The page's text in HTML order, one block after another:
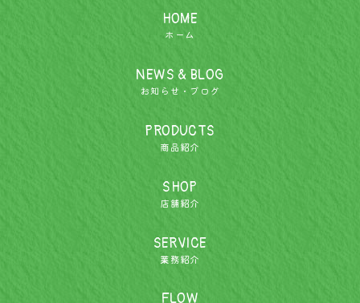
HOME
ホーム
NEWS & BLOG
お知らせ・ブログ
PRODUCTS
商品紹介
SHOP
店舗紹介
SERVICE
業務紹介
FLOW